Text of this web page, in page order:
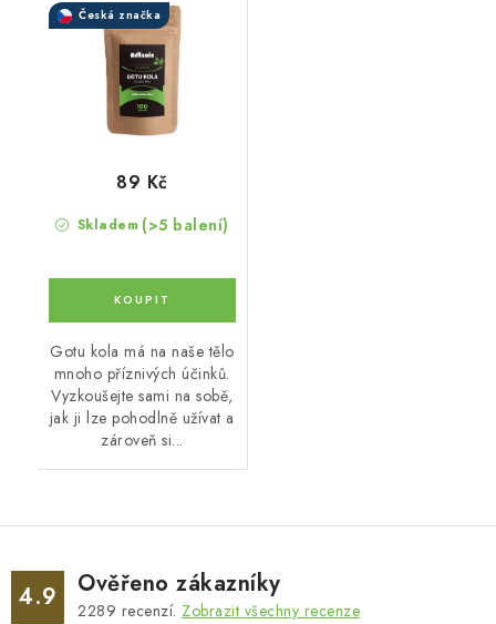
Česká značka
Skladem (>5 balení)
89 Kč
Gotu kola má na naše tělo
mnoho příznivých účinků.
Vyzkoušejte sami na sobě,
jak ji lze pohodlně užívat a
zároveň si...
4.9 Ověřeno zákazníky
2289 recenzí. Zobrazit všechny recenze